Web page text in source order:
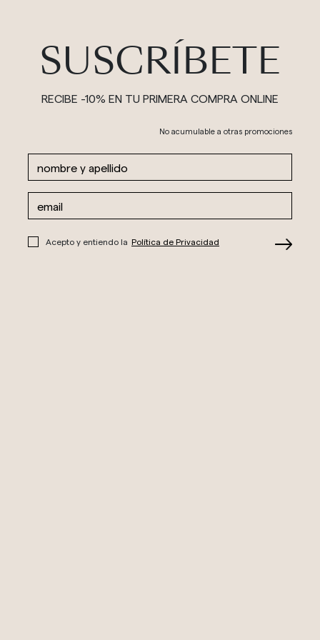
SUSCRÍBETE
RECIBE -10% EN TU PRIMERA COMPRA ONLINE
No acumulable a otras promociones
Acepto y entiendo la Política de Privacidad